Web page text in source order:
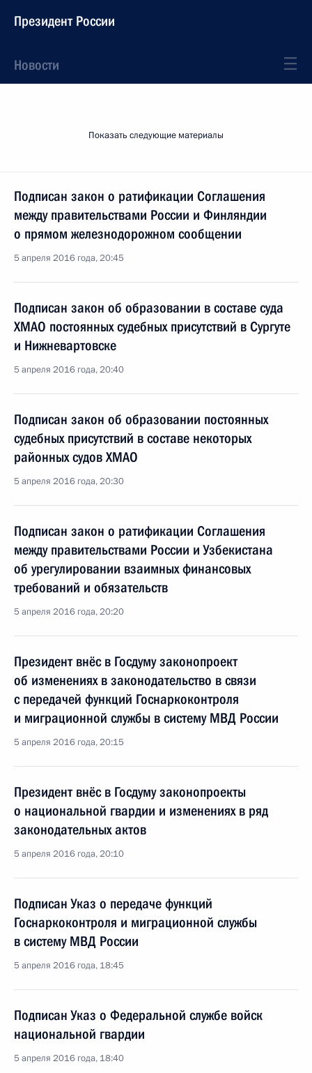
Президент России
Новости
Показать следующие материалы
Подписан закон о ратификации Соглашения
между правительствами России и Финляндии
о прямом железнодорожном сообщении
5 апреля 2016 года, 20:45
Подписан закон об образовании в составе суда
ХМАО постоянных судебных присутствий в Сургуте
и Нижневартовске
5 апреля 2016 года, 20:40
Подписан закон об образовании постоянных
судебных присутствий в составе некоторых
районных судов ХМАО
5 апреля 2016 года, 20:30
Подписан закон о ратификации Соглашения
между правительствами России и Узбекистана
об урегулировании взаимных финансовых
требований и обязательств
5 апреля 2016 года, 20:20
Президент внёс в Госдуму законопроект
об изменениях в законодательство в связи
с передачей функций Госнаркоконтроля
и миграционной службы в систему МВД России
5 апреля 2016 года, 20:15
Президент внёс в Госдуму законопроекты
о национальной гвардии и изменениях в ряд
законодательных актов
5 апреля 2016 года, 20:10
Подписан Указ о передаче функций
Госнаркоконтроля и миграционной службы
в систему МВД России
5 апреля 2016 года, 18:45
Подписан Указ о Федеральной службе войск
национальной гвардии
5 апреля 2016 года, 18:40